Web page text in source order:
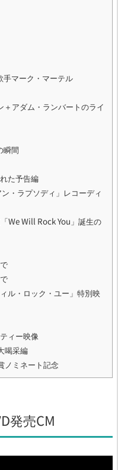
手マーク・マーテル
アダム・ランバートのライ
瞬間
た予告編
・ラプソディ」レコーディ
We Will Rock You」誕生の
ル・ロック・ユー」特別映
ィー映像
喝采編
ノミネート記念
発売CM